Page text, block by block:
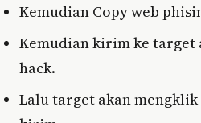
Kemudian Copy web
Kemudian kirim ke target
hack.
Lalu target akan